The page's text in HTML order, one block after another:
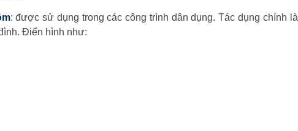
: được sử dụng trong các công trình dân dụng. Tác dụng chính là
Điển hình như: